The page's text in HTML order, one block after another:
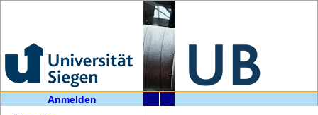
Anmelden